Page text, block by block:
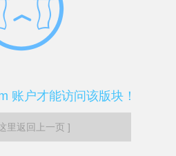
账户才能访问该版块！
里返回上一页 ]